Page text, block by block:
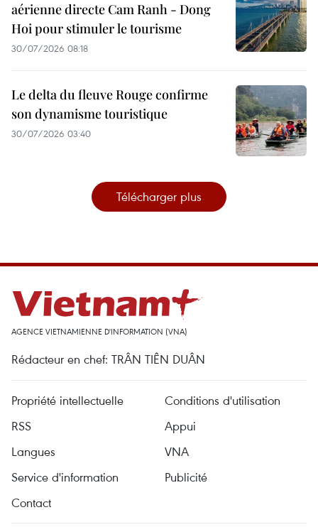
aérienne directe Cam Ranh - Dong
Hoi pour stimuler le tourisme
30/07/2026 08:18
Le delta du fleuve Rouge confirme
son dynamisme touristique
30/07/2026 03:40
Télécharger plus
AGENCE VIETNAMIENNE D'INFORMATION (VNA)
Rédacteur en chef: TRÂN TIÊN DUÂN
Propriété intellectuelle
Conditions d'utilisation
RSS
Appui
Langues
VNA
Service d'information
Publicité
Contact